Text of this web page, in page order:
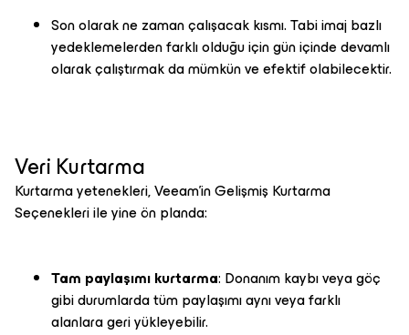
Son olarak ne zaman çalışacak kısmı. Tabi imaj bazlı
yedeklemelerden farklı olduğu için gün içinde devamlı
olarak çalıştırmak da mümkün ve efektif olabilecektir.
Veri Kurtarma
Kurtarma yetenekleri, Veeam'in Gelişmiş Kurtarma
Seçenekleri ile yine ön planda:
Tam paylaşımı kurtarma: Donanım kaybı veya göç
gibi durumlarda tüm paylaşımı aynı veya farklı
alanlara geri yükleyebilir.